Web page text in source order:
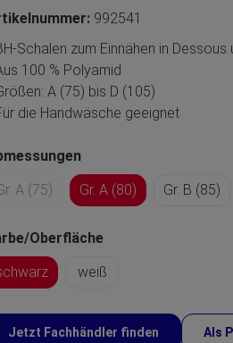
992541
Schalen zum Einnähen in
100 % Polyamid
A (75) bis D (105)
die Handwäsche geeignet
A (75)
Gr. A (80) Gr. B (85)
Oberfläche
weiß
Jetzt Fachhändler finden Als